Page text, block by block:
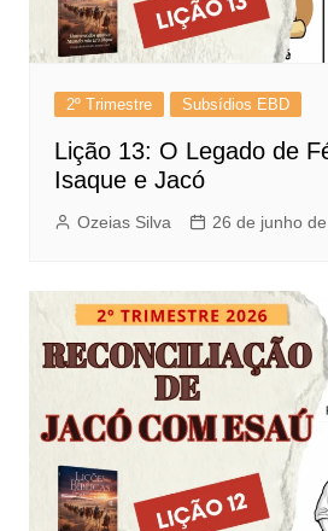
2º Trimestre Subsídios EBD
Lição 13: O Legado de
Isaque e Jacó
Ozeias Silva 26 de junho